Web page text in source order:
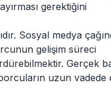
gerektiğini
Sosyal medya
gelişim süreci
Gerçek
uzun vadede